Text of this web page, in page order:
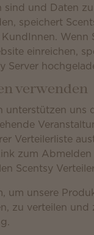
und Daten
speichert
einreichen,
Server
verwenden
uns
Verteilerliste
zum
Scentsy
unsere
zu verteilen und